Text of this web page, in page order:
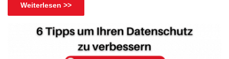
Weiterlesen >>